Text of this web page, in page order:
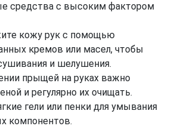
средства с высоким фактором
кожу рук с помощью
кремов или масел, чтобы
и шелушения.
прыщей на руках важно
и регулярно их очищать.
гели или пенки для умывания
компонентов.